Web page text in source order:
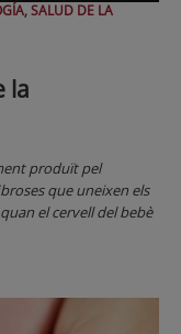
SALUD DE LA
la
produït pel
que uneixen els
el cervell del bebè